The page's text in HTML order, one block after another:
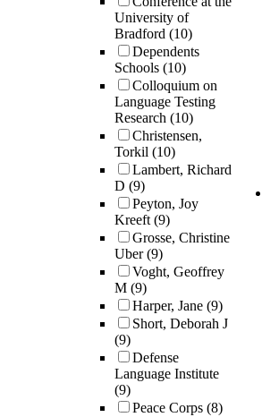
University of
Bradford (10)
Dependents
Schools (10)
Colloquium on
Language Testing
Research (10)
Christensen,
Torkil (10)
Lambert, Richard
D (9)
Peyton, Joy
Kreeft(9)
Grosse, Christine
Uber(9)
Voght, Geoffrey
M (9)
Harper, Jane (9)
Short, Deborah J
(9)
Defense
Language Institute
(9)
Peace Corps (8)